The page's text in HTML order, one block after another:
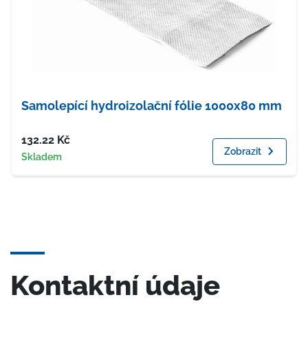
Samolepící hydroizolační fólie 1000x80 mm
Cena
132.22 Kč
Dostupnost
Skladem Zobrazit
Kontaktní údaje